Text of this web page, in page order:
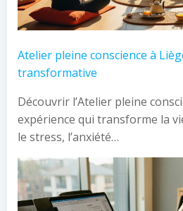
Atelier pleine conscience à
transformative
Découvrir l’Atelier pleine
expérience qui transforme la
le stress, l’anxiété…